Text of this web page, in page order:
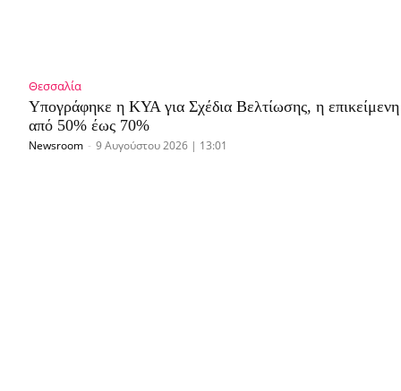
Θεσσαλία
Υπογράφηκε η ΚΥΑ για Σχέδια Βελτίωσης, η
από 50% έως 70%
Newsroom - 9 Αυγούστου 2026 | 13:01